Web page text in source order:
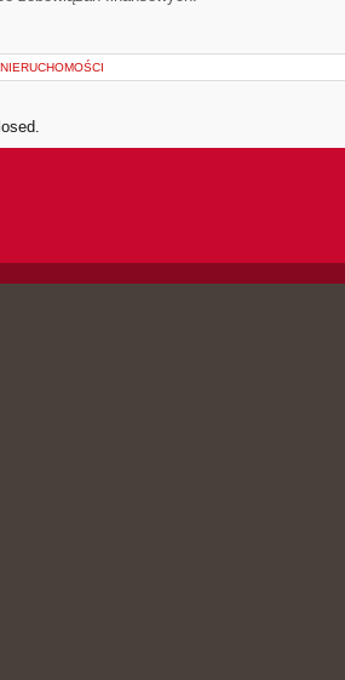
NIERUCHOMOŚCI